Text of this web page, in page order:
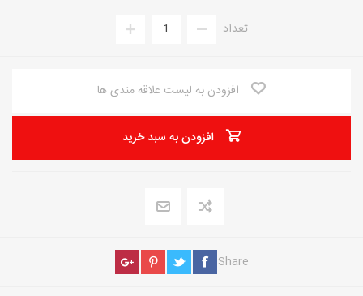
تعداد:
افزودن به لیست علاقه مندی ها
افزودن به سبد خرید
Share